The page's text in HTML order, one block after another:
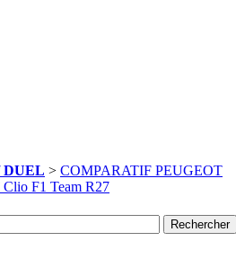
DUEL > COMPARATIF PEUGEOT
F1 Team R27